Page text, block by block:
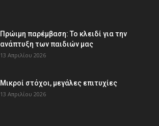
Πρώιμη παρέμβαση: Το κλειδί για την
ανάπτυξη των παιδιών µας
13 Απριλίου 2026
Μικροί στόχοι, μεγάλες επιτυχίες
13 Απριλίου 2026